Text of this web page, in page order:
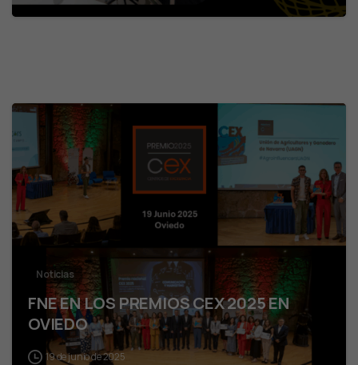
Noticias
FNE EN LOS PREMIOS CEX 2025 EN
OVIEDO
19 de junio de 2025